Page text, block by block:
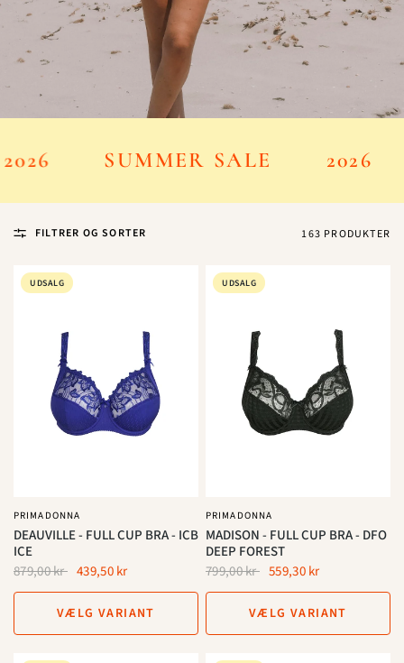
2026 SUMMER SALE 2026
FILTRER OG SORTER 163 PRODUKTER
UDSALG
PRIMADONNA
DEAUVILLE - FULL CUP BRA - ICB
ICE
879,00 kr 439,50 kr
VÆLG VARIANT
UDSALG
PRIMADONNA
MADISON - FULL CUP BRA - DFO
DEEP FOREST
799,00 kr 559,30 kr
VÆLG VARIANT